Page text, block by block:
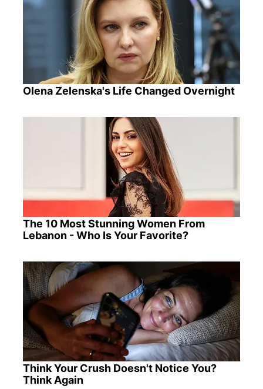
Olena Zelenska's Life Changed Overnight
The 10 Most Stunning Women From
Lebanon - Who Is Your Favorite?
Think Your Crush Doesn't Notice You?
Think Again